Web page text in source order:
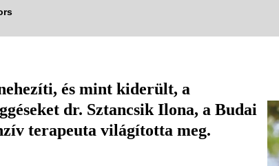
és mint kiderült, a
dr. Sztancsik Ilona, a Budai
terapeuta világította meg.